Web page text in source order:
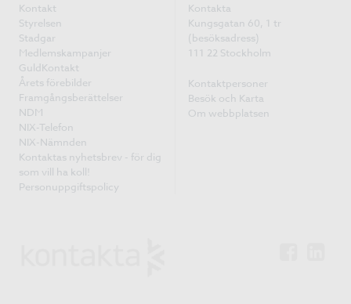
Kontakt
Styrelsen
Stadgar
Medlemskampanjer
GuldKontakt
Årets förebilder
Framgångsberättelser
NDM
NIX-Telefon
NIX-Nämnden
Kontaktas nyhetsbrev - för dig
som vill ha koll!
Personuppgiftspolicy
Kontakta
Kungsgatan 60, 1 tr
(besöksadress)
111 22 Stockholm
Kontaktpersoner
Besök och Karta
Om webbplatsen